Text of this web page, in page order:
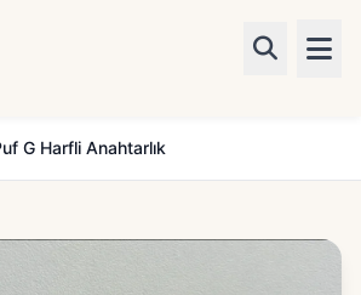
G Harfli Anahtarlık